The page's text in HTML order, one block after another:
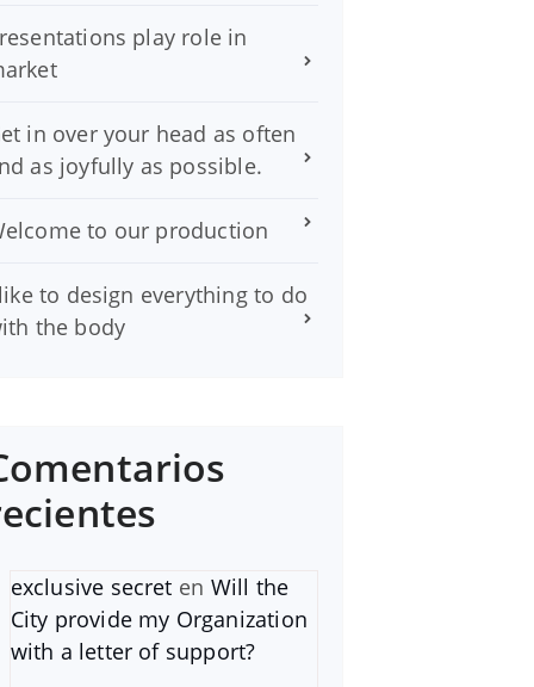
play role in
in over your head as often
as joyfully as possible.
to our production
to design everything to do
the body
exclusive secret en Will the
City provide my Organization
with a letter of support?